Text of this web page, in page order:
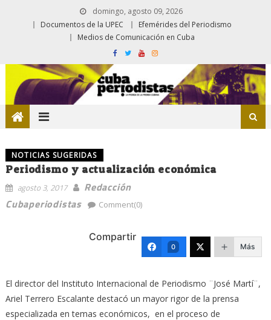
domingo, agosto 09, 2026
Documentos de la UPEC
Efemérides del Periodismo
Medios de Comunicación en Cuba
NOTICIAS SUGERIDAS
Periodismo y actualización económica
agosto 3, 2017
Redacción
Cubaperiodistas
Comment(0)
Compartir
0 Más
El director del Instituto Internacional de Periodismo ¨José Martí¨,
Ariel Terrero Escalante destacó un mayor rigor de la prensa
especializada en temas económicos, en el proceso de